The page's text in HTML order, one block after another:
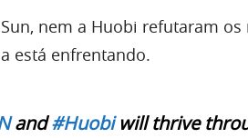
nem a Huobi refutaram
está enfrentando.
and#Huobiwill thrive